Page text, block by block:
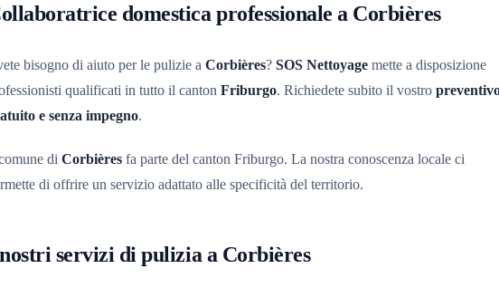
domestica professionale a Corbières
bisogno di aiuto per le pulizie a Corbières? SOS Nettoyage mette a disposizione
qualificati in tutto il canton Friburgo. Richiedete subito il vostro
e senza impegno.
di Corbières fa parte del canton Friburgo. La nostra conoscenza locale ci
di offrire un servizio adattato alle specificità del territorio.
servizi di pulizia a Corbières